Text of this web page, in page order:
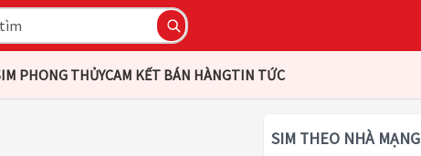
PHONG THỦYCAM KẾT BÁN HÀNGTIN TỨC
SIM THEO NHÀ MẠNG